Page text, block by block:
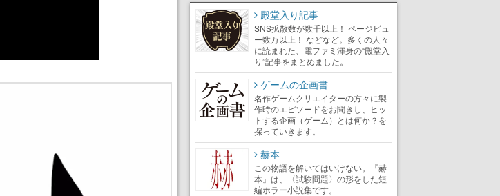
殿堂入り記事
SNS拡散数が数千以上！ ページビュ
ー数万以上！ などなど。多くの人々
に読まれた、電ファミ渾身の“殿堂入
り”記事をまとめました。
ゲームの企画書
名作ゲームクリエイターの方々に製
作時のエピソードをお聞きし、ヒッ
トする企画（ゲーム）とは何か？を
探っていきます。
赫本
この物語を解いてはいけない。『赫
本』は、〈試験問題〉の形をした短
編ホラー小説集です。